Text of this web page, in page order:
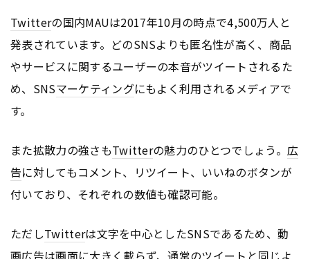
Twitterの国内MAUは2017年10月の時点で4,500万人と
発表されています。どのSNSよりも匿名性が高く、商品
やサービスに関するユーザーの本音がツイートされるた
め、SNSマーケティングにもよく利用されるメディアで
す。
また拡散力の強さもTwitterの魅力のひとつでしょう。 広
告に対してもコメント、リツイート、いいねのボタンが
付いており、それぞれの数値も確認可能。
ただしTwitterは文字を中心としたSNSであるため、動
画広告は画面に大きく載らず、通常のツイートと同じよ